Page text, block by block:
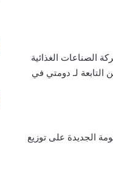
الصناعات الغذائية
التابعة لـ دومتي في
الجديدة على توزيع